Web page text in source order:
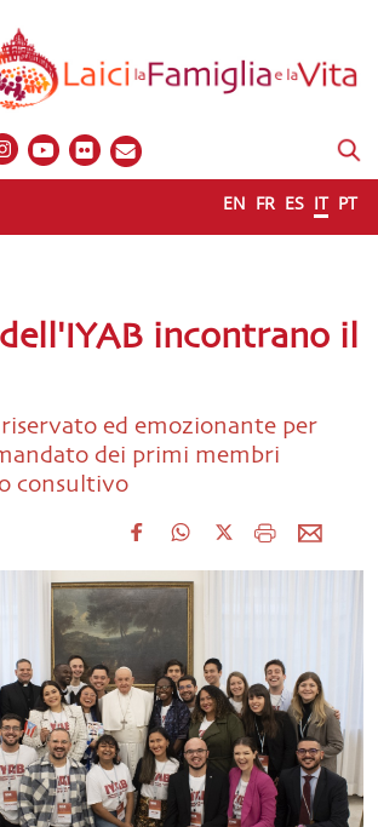
EN FR ES IT PT
incontrano il
ed emozionante per
dei primi membri
consultivo